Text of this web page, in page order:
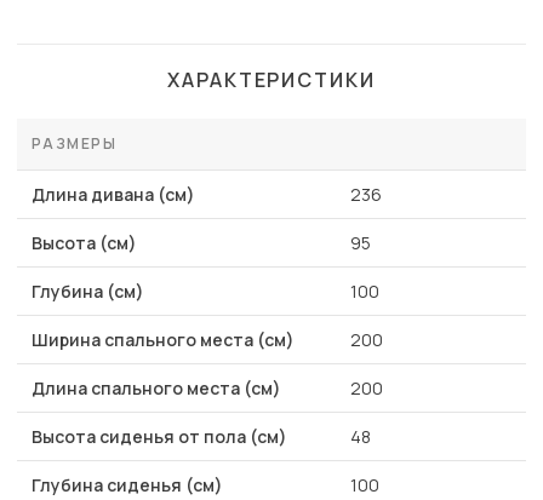
ХАРАКТЕРИСТИКИ
РАЗМЕРЫ
Длина дивана (см) 236
Высота (см) 95
Глубина (см) 100
Ширина спального места (см) 200
Длина спального места (см) 200
Высота сиденья от пола (см) 48
Глубина сиденья (см) 100